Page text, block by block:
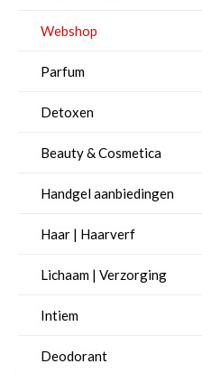
Webshop
Parfum
Detoxen
Beauty & Cosmetica
Handgel aanbiedingen
Haar | Haarverf
Lichaam | Verzorging
Intiem
Deodorant